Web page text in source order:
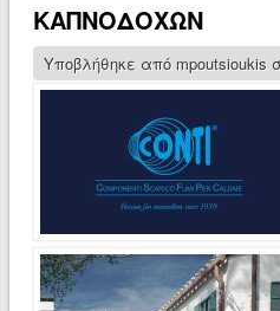
ΚΑΠΝΟΔΟΧΩΝ
Υποβλήθηκε από mpoutsioukis